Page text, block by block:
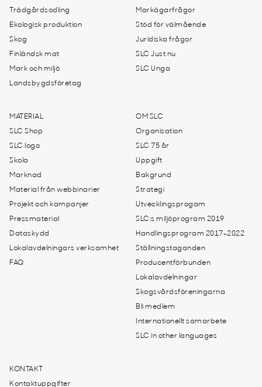
Trädgårdsodling
Ekologisk produktion
Skog
Finländsk mat
Mark och miljö
Landsbygdsföretag
Markägarfrågor
Stöd för välmående
Juridiska frågor
SLC Just nu
SLC Unga
MATERIAL
SLC Shop
SLC logo
Skola
Marknad
Material från webbinarier
Projekt och kampanjer
Pressmaterial
Dataskydd
Lokalavdelningars verksamhet
FAQ
OM SLC
Organisation
SLC 75 år
Uppgift
Bakgrund
Strategi
Utvecklingsprogam
SLC:s miljöprogram 2019
Handlingsprogram 2017-2022
Ställningstaganden
Producentförbunden
Lokalavdelningar
Skogsvårdsföreningarna
Bli medlem
Internationellt samarbete
SLC in other languages
KONTAKT
Kontaktuppgifter